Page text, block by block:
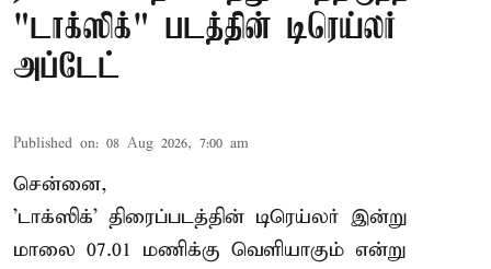
"டாக்ஸிக்" படத்தின் டிரெய்லர்
அப்டேட்
Published on: 08 Aug 2026, 7:00 am
சென்னை,
'டாக்ஸிக்' திரைப்படத்தின் டிரெய்லர் இன்று
மாலை 07.01 மணிக்கு வெளியாகும் என்று